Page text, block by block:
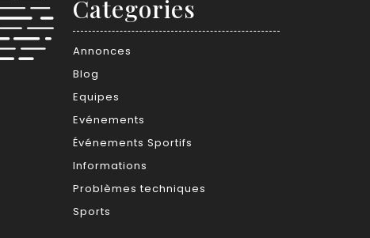
Categories
Annonces
Blog
Equipes
Evénements
Événements Sportifs
Informations
Problèmes techniques
Sports